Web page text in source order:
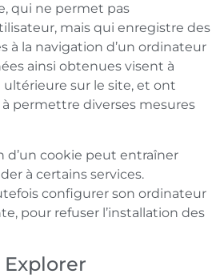
qui ne permet pas
mais qui enregistre des
à la navigation d’un ordinateur
ainsi obtenues visent à
sur le site, et ont
permettre diverses mesures
d’un cookie peut entraîner
à certains services.
configurer son ordinateur
pour refuser l’installation des